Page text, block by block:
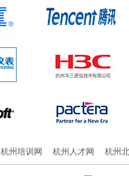
杭州培训网 杭州人才网 杭州